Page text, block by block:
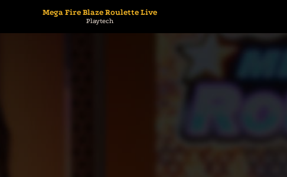
Mega Fire Blaze Roulette Live
Playtech